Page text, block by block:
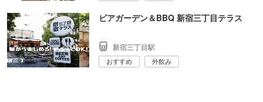
ビアガーデン＆BBQ 新宿三丁目テラス
新宿三丁目駅
おすすめ 外飲み